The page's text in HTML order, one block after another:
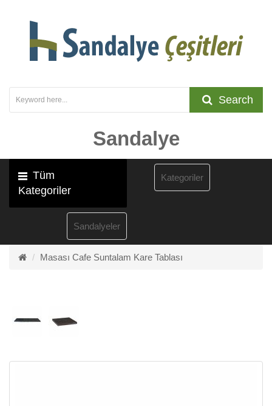
Search
Sandalye
Tüm
Kategoriler
Sandalyeler
Kategoriler
Masası Cafe Suntalam Kare Tablası